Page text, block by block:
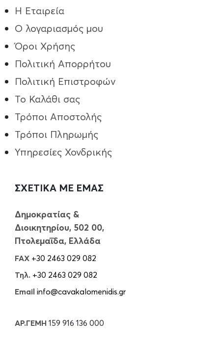
Η Εταιρεία
Ο λογαριασμός μου
Όροι Χρήσης
Πολιτική Απορρήτου
Πολιτική Επιστροφών
Το Καλάθι σας
Τρόποι Aποστολής
Τρόποι Πληρωμής
Υπηρεσίες Χονδρικής
ΣΧΕΤΙΚΑ ΜΕ ΕΜΑΣ
Δημοκρατίας &
Διοικητηρίου, 502 00,
Πτολεμαΐδα, Ελλάδα
FAX +30 2463 029 082
Τηλ. +30 2463 029 082
Email info@cavakalomenidis.gr
ΑΡ.ΓΕΜΗ 159 916 136 000